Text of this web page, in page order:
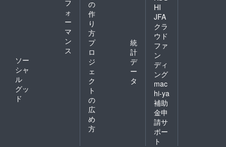
フ
ォ
ー
マ
ン
ス
ソー
シャ
ル
グッ
ド
の
作
り
方
プ
ロ
ジ
ェ
ク
ト
の
広
め
方
統
計
デ
ー
タ
HI
JFA
クラ
ウド
ファ
ン
ディ
ング
mac
hi-ya
補助
金申
請サ
ポー
ト